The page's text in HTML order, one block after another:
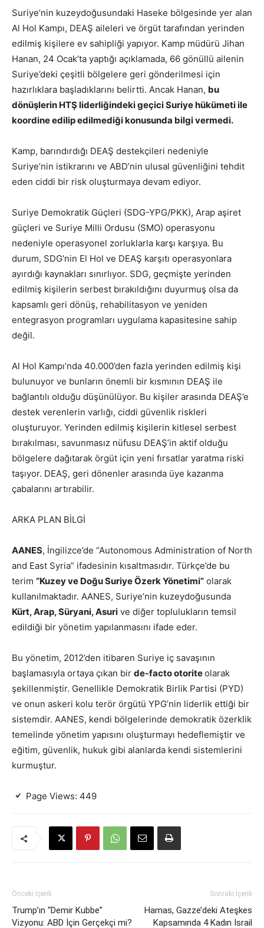
Suriye’nin kuzeydoğusundaki Haseke bölgesinde yer alan
Al Hol Kampı, DEAŞ aileleri ve örgüt tarafından yerinden
edilmiş kişilere ev sahipliği yapıyor. Kamp müdürü Jihan
Hanan, 24 Ocak’ta yaptığı açıklamada, 66 gönüllü ailenin
Suriye’deki çeşitli bölgelere geri gönderilmesi için
hazırlıklara başladıklarını belirtti. Ancak Hanan, bu
dönüşlerin HTŞ liderliğindeki geçici Suriye hükümeti ile
koordine edilip edilmediği konusunda bilgi vermedi.
Kamp, barındırdığı DEAŞ destekçileri nedeniyle
Suriye’nin istikrarını ve ABD’nin ulusal güvenliğini tehdit
eden ciddi bir risk oluşturmaya devam ediyor.
Suriye Demokratik Güçleri (SDG-YPG/PKK), Arap aşiret
güçleri ve Suriye Milli Ordusu (SMO) operasyonu
nedeniyle operasyonel zorluklarla karşı karşıya. Bu
durum, SDG’nin El Hol ve DEAŞ karşıtı operasyonlara
ayırdığı kaynakları sınırlıyor. SDG, geçmişte yerinden
edilmiş kişilerin serbest bırakıldığını duyurmuş olsa da
kapsamlı geri dönüş, rehabilitasyon ve yeniden
entegrasyon programları uygulama kapasitesine sahip
değil.
Al Hol Kampı’nda 40.000’den fazla yerinden edilmiş kişi
bulunuyor ve bunların önemli bir kısmının DEAŞ ile
bağlantılı olduğu düşünülüyor. Bu kişiler arasında DEAŞ’e
destek verenlerin varlığı, ciddi güvenlik riskleri
oluşturuyor. Yerinden edilmiş kişilerin kitlesel serbest
bırakılması, savunmasız nüfusu DEAŞ’in aktif olduğu
bölgelere dağıtarak örgüt için yeni fırsatlar yaratma riski
taşıyor. DEAŞ, geri dönenler arasında üye kazanma
çabalarını artırabilir.
ARKA PLAN BİLGİ
AANES, İngilizce’de “Autonomous Administration of North
and East Syria” ifadesinin kısaltmasıdır. Türkçe’de bu
terim “Kuzey ve Doğu Suriye Özerk Yönetimi” olarak
kullanılmaktadır. AANES, Suriye’nin kuzeydoğusunda
Kürt, Arap, Süryani, Asuri ve diğer toplulukların temsil
edildiği bir yönetim yapılanmasını ifade eder.
Bu yönetim, 2012’den itibaren Suriye iç savaşının
başlamasıyla ortaya çıkan bir de-facto otoriteolarak
şekillenmiştir. Genellikle Demokratik Birlik Partisi (PYD)
ve onun askeri kolu terör örgütü YPG’nin liderlik ettiği bir
sistemdir. AANES, kendi bölgelerinde demokratik özerklik
temelinde yönetim yapısını oluşturmayı hedeflemiştir ve
eğitim, güvenlik, hukuk gibi alanlarda kendi sistemlerini
kurmuştur.
Page Views: 449
Önceki İçerik
Trump’ın “Demir Kubbe”
Vizyonu: ABD İçin Gerçekçi mi?
Sonraki İçerik
Hamas, Gazze’deki Ateşkes
Kapsamında 4 Kadın İsrail